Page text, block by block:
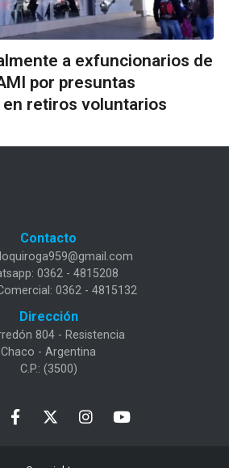
a exfuncionarios de
por presuntas
retiros voluntarios
Contacto
0362 - 4815208
0362 - 4815132
Dirección
804 - Resistencia
Chaco - Argentina
C.P.: (3500)